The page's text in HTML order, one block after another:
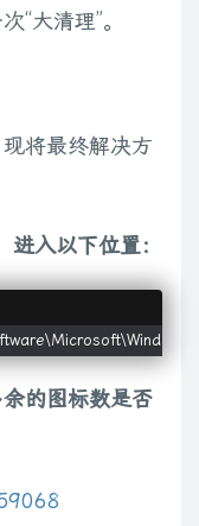
“大清理”。
将最终解决方
进入以下位置：
的图标数是否